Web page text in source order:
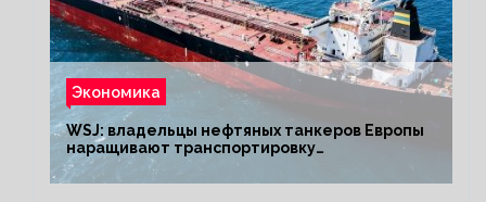
Экономика
WSJ: владельцы нефтяных танкеров Европы
наращивают транспортировку
из РФ до санкций